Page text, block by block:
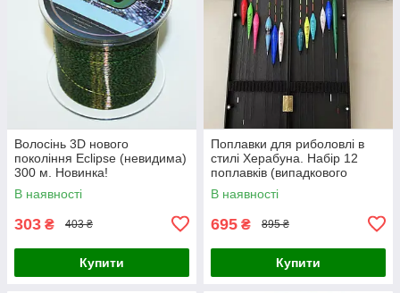
Волосінь 3D нового
покоління Eclipse (невидима)
300 м. Новинка!
В наявності
303 ₴ 403 ₴
Купити
Поплавки для риболовлі в
стилі Херабуна. Набір 12
поплавків (випадкового
кольору ваги та довжини) +
коробка
В наявності
695 ₴ 895 ₴
Купити